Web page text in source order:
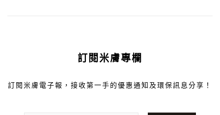
訂閱米膚專欄
訂閱米膚電子報，接收第一手的優惠通知及環保訊息分享！